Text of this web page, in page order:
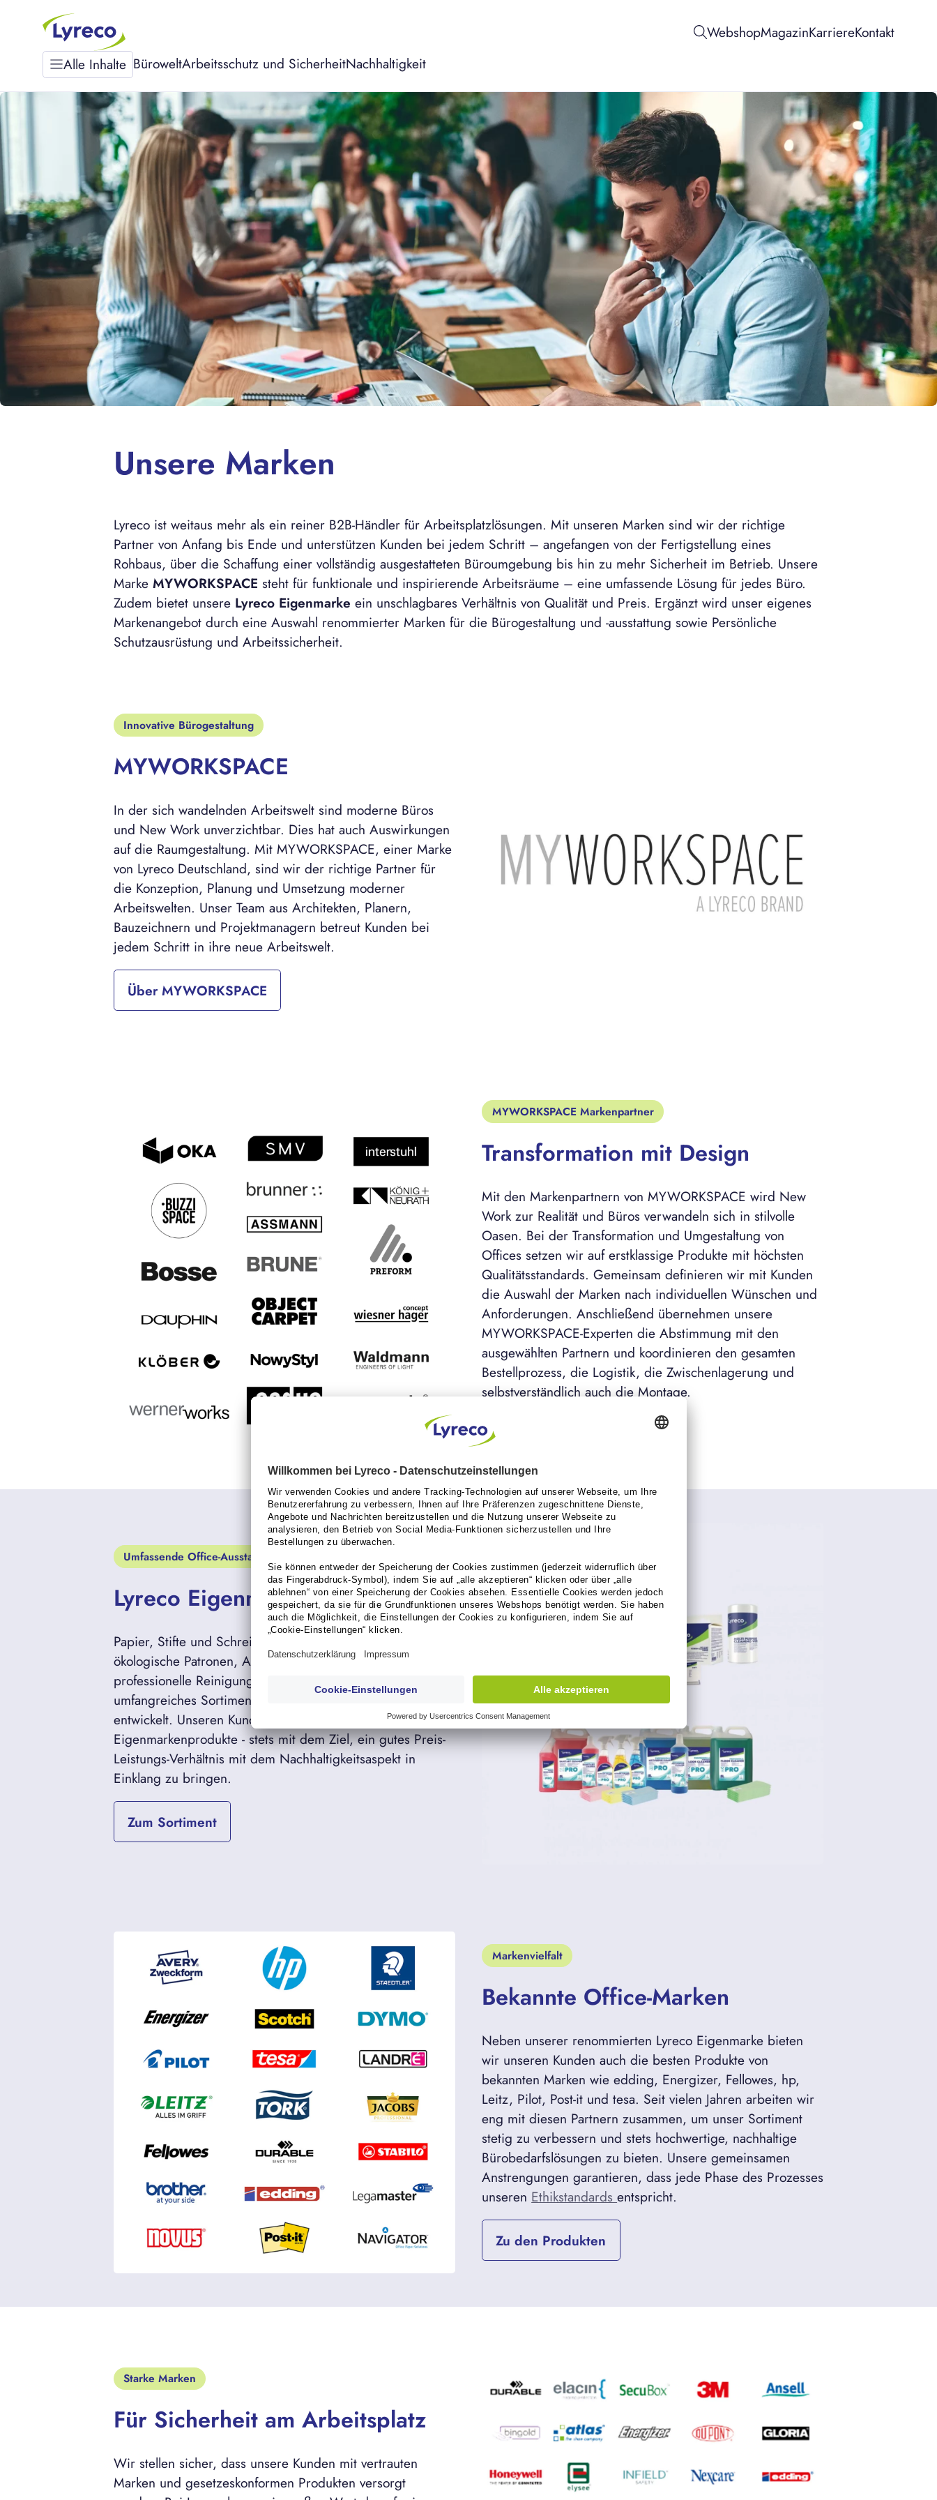
WebshopMagazinKarriereKontakt
Alle Inhalte
Bürowelt
MYWORKSPACE
Arbeitsschutz und
Sicherheit
Nachhaltigkeit
Über uns
Karriere
Magazin
Kontakt
BüroweltArbeitsschutz und SicherheitNachhaltigkeit
Unsere Marken
Lyreco ist weitaus mehr als ein reiner B2B-Händler für Arbeitsplatzlösungen. Mit unseren Marken sind wir der richtige
Partner von Anfang bis Ende und unterstützen Kunden bei jedem Schritt – angefangen von der Fertigstellung eines
Rohbaus, über die Schaffung einer vollständig ausgestatteten Büroumgebung bis hin zu mehr Sicherheit im Betrieb. Unsere
Marke MYWORKSPACE steht für funktionale und inspirierende Arbeitsräume – eine umfassende Lösung für jedes Büro.
Zudem bietet unsere Lyreco Eigenmarke ein unschlagbares Verhältnis von Qualität und Preis. Ergänzt wird unser eigenes
Markenangebot durch eine Auswahl renommierter Marken für die Bürogestaltung und -ausstattung sowie Persönliche
Schutzausrüstung und Arbeitssicherheit.
Innovative Bürogestaltung
MYWORKSPACE
In der sich wandelnden Arbeitswelt sind moderne Büros
und New Work unverzichtbar. Dies hat auch Auswirkungen
auf die Raumgestaltung. Mit MYWORKSPACE, einer Marke
von Lyreco Deutschland, sind wir der richtige Partner für
die Konzeption, Planung und Umsetzung moderner
Arbeitswelten. Unser Team aus Architekten, Planern,
Bauzeichnern und Projektmanagern betreut Kunden bei
jedem Schritt in ihre neue Arbeitswelt.
Über MYWORKSPACE
MYWORKSPACE Markenpartner
Transformation mit Design
Mit den Markenpartnern von MYWORKSPACE wird New
Work zur Realität und Büros verwandeln sich in stilvolle
Oasen. Bei der Transformation und Umgestaltung von
Offices setzen wir auf erstklassige Produkte mit höchsten
Qualitätsstandards. Gemeinsam definieren wir mit Kunden
die Auswahl der Marken nach individuellen Wünschen und
Anforderungen. Anschließend übernehmen unsere
MYWORKSPACE-Experten die Abstimmung mit den
ausgewählten Partnern und koordinieren den gesamten
Bestellprozess, die Logistik, die Zwischenlagerung und
selbstverständlich auch die Montage.
Umfassende Office-Ausstattung
Lyreco Eigenmarke
Papier, Stifte und Schreibutensilien, wieder verwertbare
ökologische Patronen, Aktenordner, klassische und
professionelle Reinigungsmittel: Lyreco hat ein
umfangreiches Sortiment an Eigenmarkenprodukten
entwickelt. Unseren Kunden bieten wir mehr als 1.500
Eigenmarkenprodukte - stets mit dem Ziel, ein gutes Preis-
Leistungs-Verhältnis mit dem Nachhaltigkeitsaspekt in
Einklang zu bringen.
Zum Sortiment
Markenvielfalt
Bekannte Office-Marken
Neben unserer renommierten Lyreco Eigenmarke bieten
wir unseren Kunden auch die besten Produkte von
bekannten Marken wie edding, Energizer, Fellowes, hp,
Leitz, Pilot, Post-it und tesa. Seit vielen Jahren arbeiten wir
eng mit diesen Partnern zusammen, um unser Sortiment
stetig zu verbessern und stets hochwertige, nachhaltige
Bürobedarfslösungen zu bieten. Unsere gemeinsamen
Anstrengungen garantieren, dass jede Phase des Prozesses
unseren Ethikstandardsentspricht.
Zu den Produkten
Starke Marken
Für Sicherheit am Arbeitsplatz
Wir stellen sicher, dass unsere Kunden mit vertrauten
Marken und gesetzeskonformen Produkten versorgt